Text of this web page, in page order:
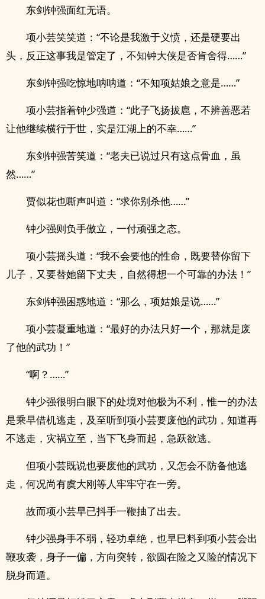
东剑钟强面红无语。
项小芸笑笑道：“不论是我激于义愤，还是硬要出
头，反正这事我是管定了，不知钟大侠是否肯舍得……”
东剑钟强吃惊地呐呐道：“不知项姑娘之意是……”
项小芸指着钟少强道：“此子飞扬拔扈，不辨善恶若
让他继续横行于世，实是江湖上的不幸……”
东剑钟强苦笑道：“老夫已说过只有这点骨血，虽
然……”
贾似花也嘶声叫道：“求你别杀他……”
钟少强则负手傲立，一付顽强之态。
项小芸摇头道：“我不会要他的性命，既要替你留下
儿子，又要替她留下丈夫，自然得想一个可靠的办法！”
东剑钟强困惑地道：“那么，项姑娘是说……”
项小芸凝重地道：“最好的办法只好一个，那就是废
了他的武功！”
“啊？……”
钟少强很明白眼下的处境对他极为不利，惟一的办法
是乘早借机逃走，及至听到项小芸要废他的武功，知道再
不逃走，灾祸立至，当下飞身而起，急跃欲逃。
但项小芸既说也要废他的武功，又怎会不防备他逃
走，何况尚有虞大刚等人牢牢守在一旁。
故而项小芸早已抖手一鞭抽了出去。
钟少强身手不弱，轻功卓绝，也早巳料到项小芸会出
鞭攻袭，身子一偏，方向突转，欲圆在险之又险的情况下
脱身而遁。